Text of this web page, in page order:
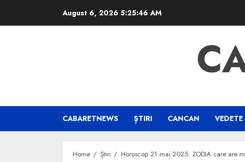
August 6, 2026 5:25:46 AM
CABARETNEWS ȘTIRI CANCAN VEDETE
Home Știri Horoscop 21 mai 2025. ZODIA care are